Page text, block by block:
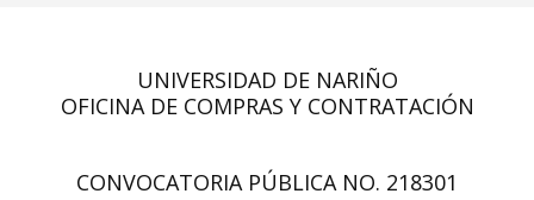
UNIVERSIDAD DE NARIÑO
OFICINA DE COMPRAS Y CONTRATACIÓN
CONVOCATORIA PÚBLICA NO. 218301